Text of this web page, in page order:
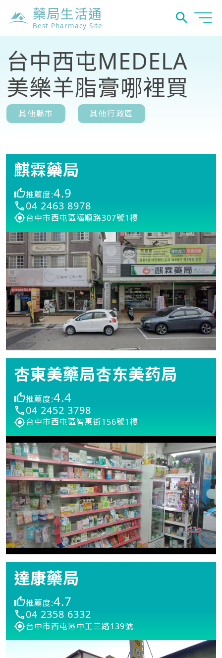
藥局生活通
Best Pharmacy Site
台中西屯MEDELA
美樂羊脂膏哪裡買
其他縣市 其他行政區
麒霖藥局
推薦度:4.9
04 2463 8978
台中市西屯區福順路307號1樓
杏東美藥局杏东美药局
推薦度:4.4
04 2452 3798
台中市西屯區智惠街156號1樓
達康藥局
推薦度:4.7
04 2358 6332
台中市西屯區中工三路139號